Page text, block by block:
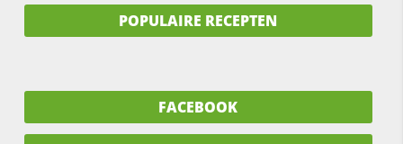
POPULAIRE RECEPTEN
FACEBOOK